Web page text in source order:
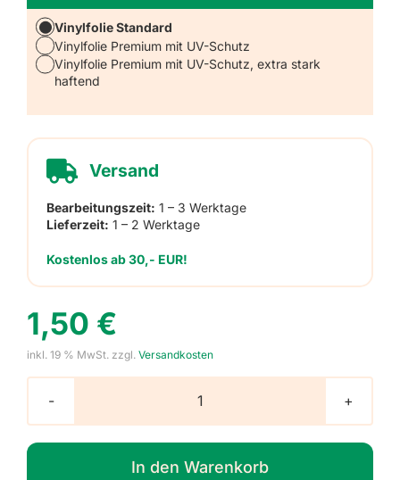
Vinylfolie Standard
Vinylfolie Premium mit UV-Schutz
Vinylfolie Premium mit UV-Schutz, extra stark
haftend
Versand
Bearbeitungszeit: 1 – 3 Werktage
Lieferzeit: 1 – 2 Werktage
Kostenlos ab 30,- EUR!
1,50 €
inkl. 19 % MwSt. zzgl. Versandkosten
Verbotszeichen
P027
"Personenbeförderung
verboten"
In den Warenkorb